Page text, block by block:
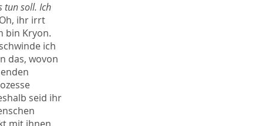
tun soll. Ich
Oh, ihr irrt
bin Kryon.
ich
das, wovon
seid ihr